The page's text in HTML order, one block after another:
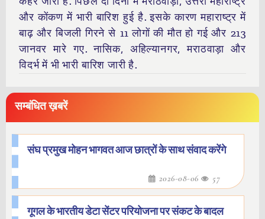
और कोंकण में भारी बारिश हुई है. इसके कारण महाराष्ट्र में
बाढ़ और बिजली गिरने से 11 लोगों की मौत हो गई और 213
जानवर मारे गए. नासिक, अहिल्यानगर, मराठवाड़ा और
विदर्भ में भी भारी बारिश जारी है.
सम्बंधित ख़बरें
संघ प्रमुख मोहन भागवत आज छात्रों के साथ संवाद करेंगे
2026-08-06 57
गूगल के भारतीय डेटा सेंटर परियोजना पर संकट के बादल